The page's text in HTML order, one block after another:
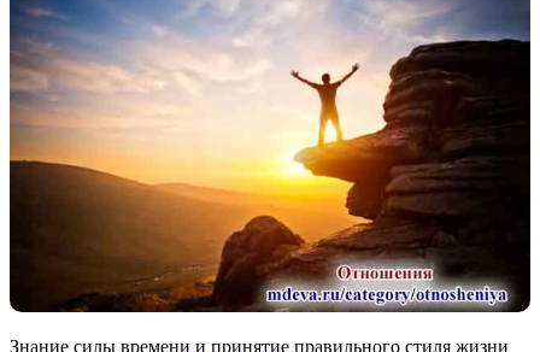
Знание силы времени и принятие правильного стиля жизни